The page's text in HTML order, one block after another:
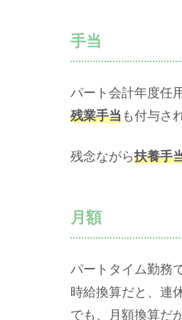
手当
パート会計年度任
残業手当も付与さ
残念ながら扶養手
月額
パートタイム勤務
時給換算だと、連
でも、月額換算だ